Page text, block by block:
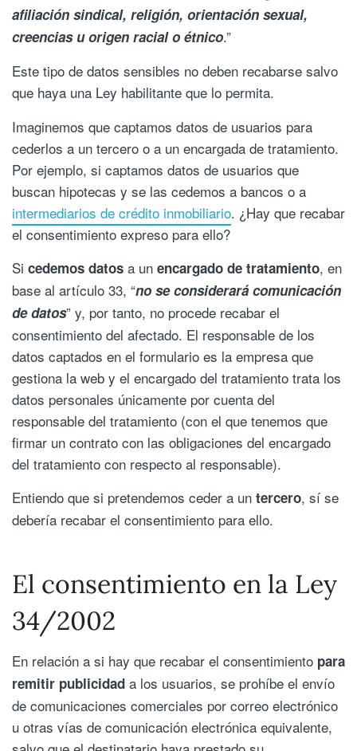
afiliación sindical, religión, orientación sexual,
creencias u origen racial o étnico.”
Este tipo de datos sensibles no deben recabarse salvo
que haya una Ley habilitante que lo permita.
Imaginemos que captamos datos de usuarios para
cederlos a un tercero o a un encargada de tratamiento.
Por ejemplo, si captamos datos de usuarios que
buscan hipotecas y se las cedemos a bancos o a
intermediarios de crédito inmobiliario. ¿Hay que recabar
el consentimiento expreso para ello?
Si cedemos datos a un encargado de tratamiento, en
base al artículo 33, “no se considerará comunicación
de datos” y, por tanto, no procede recabar el
consentimiento del afectado. El responsable de los
datos captados en el formulario es la empresa que
gestiona la web y el encargado del tratamiento trata los
datos personales únicamente por cuenta del
responsable del tratamiento (con el que tenemos que
firmar un contrato con las obligaciones del encargado
del tratamiento con respecto al responsable).
Entiendo que si pretendemos ceder a un tercero, sí se
debería recabar el consentimiento para ello.
El consentimiento en la Ley
34/2002
En relación a si hay que recabar el consentimiento para
remitir publicidad a los usuarios, se prohíbe el envío
de comunicaciones comerciales por correo electrónico
u otras vías de comunicación electrónica equivalente,